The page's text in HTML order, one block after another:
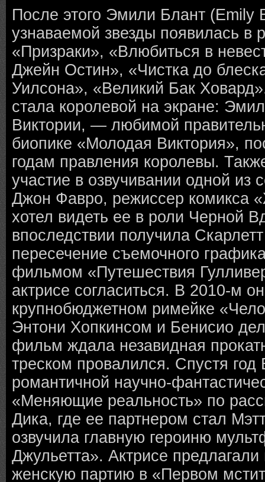
После этого Эмили Блант (Emily
узнаваемой звезды появилась в
«Призраки», «Влюбиться в
Джейн Остин», «Чистка до
Уилсона», «Великий Бак
стала королевой на экране:
Виктории, — любимой
биопике «Молодая Виктория»,
годам правления королевы.
участие в озвучивании одной из
Джон Фавро, режиссер комикса
хотел видеть ее в роли Черной
впоследствии получила
пересечение съемочного
фильмом «Путешествия
актрисе согласиться. В 2010-м
крупнобюджетном римейке
Энтони Хопкинсом и Бенисио
фильм ждала незавидная
треском провалился. Спустя год
романтичной научно-
«Меняющие реальность» по
Дика, где ее партнером стал
озвучила главную героиню
Джульетта». Актрисе
женскую партию в «Первом